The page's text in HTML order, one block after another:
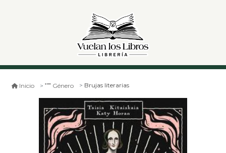
Inicio Género Brujas literarias